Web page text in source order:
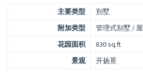
主要类型
別墅
附加类型
管理式别墅 / 屋
花园面积
830 sq.ft
景观
开扬景